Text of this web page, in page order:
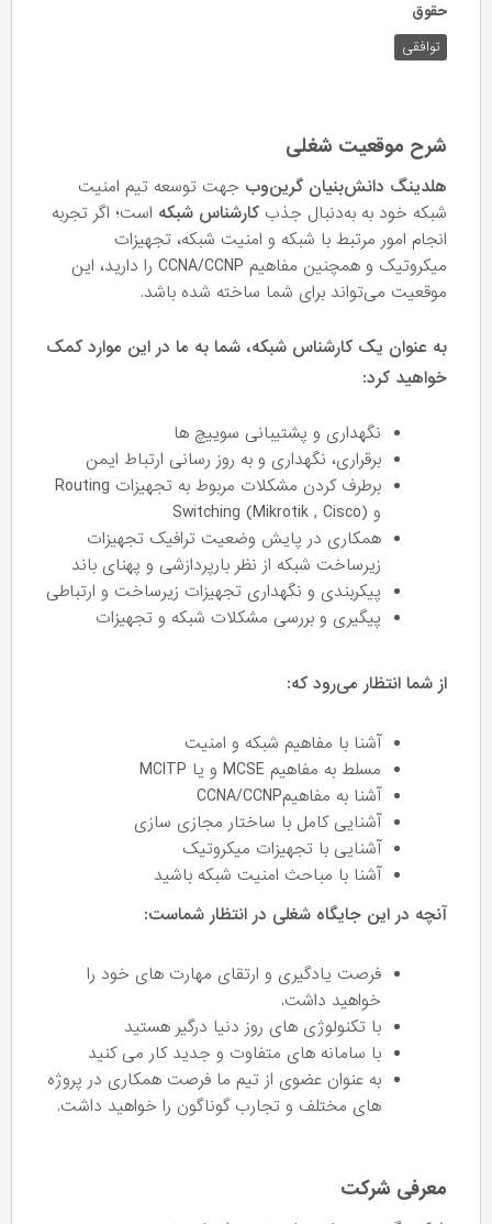
حقوق
توافقی
شرح موقعیت شغلی
هلدینگ دانش‌بنیان گرین‌وب جهت توسعه تیم امنیت
شبکه خود به به‌دنبال جذب کارشناس شبکه است؛ اگر تجربه
انجام امور مرتبط با شبکه و امنیت شبکه، تجهیزات
میکروتیک و همچنین مفاهیم CCNA/CCNP را دارید، این
موقعیت می‌تواند برای شما ساخته شده باشد.
به عنوان یک کارشناس شبکه، شما به ما در این موارد کمک
خواهید کرد:
نگهداری و پشتیبانی سوییچ ها
برقراری، نگهداری و به روز رسانی ارتباط ایمن
برطرف کردن مشکلات مربوط به تجهیزات Routing
و Switching (Mikrotik , Cisco)
همکاری در پایش وضعیت ترافیک تجهیزات
زیرساخت شبکه از نظر بارپردازشی و پهنای باند
پیکربندی و نگهداری تجهیزات زیرساخت و ارتباطی
پیگیری و بررسی مشکلات شبکه و تجهیزات
از شما انتظار می‌رود که:
آشنا با مفاهیم شبکه و امنیت
مسلط به مفاهیم MCSE و یا MCITP
آشنا به مفاهیمCCNA/CCNP
آشنایی کامل با ساختار مجازی سازی
آشنایی با تجهیزات میکروتیک
آشنا با مباحث امنیت شبکه باشید
آنچه در این جایگاه شغلی در انتظار شماست:
فرصت یادگیری و ارتقای مهارت های خود را
خواهید داشت.
با تکنولوژی های روز دنیا درگیر هستید
با سامانه های متفاوت و جدید کار می کنید
به عنوان عضوی از تیم ما فرصت همکاری در پروژه
های مختلف و تجارب گوناگون را خواهید داشت.
معرفی شرکت